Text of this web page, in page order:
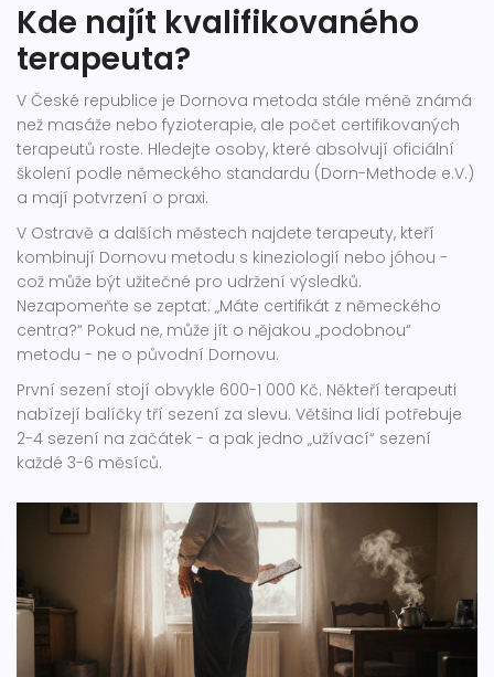
Kde najít kvalifikovaného
terapeuta?
V České republice je Dornova metoda stále méně známá
než masáže nebo fyzioterapie, ale počet certifikovaných
terapeutů roste. Hledejte osoby, které absolvují oficiální
školení podle německého standardu (Dorn-Methode e.V.)
a mají potvrzení o praxi.
V Ostravě a dalších městech najdete terapeuty, kteří
kombinují Dornovu metodu s kineziologií nebo jóhou -
což může být užitečné pro udržení výsledků.
Nezapomeňte se zeptat: „Máte certifikát z německého
centra?“ Pokud ne, může jít o nějakou „podobnou“
metodu - ne o původní Dornovu.
První sezení stojí obvykle 600-1 000 Kč. Někteří terapeuti
nabízejí balíčky tří sezení za slevu. Většina lidí potřebuje
2-4 sezení na začátek - a pak jedno „užívací“ sezení
každé 3-6 měsíců.